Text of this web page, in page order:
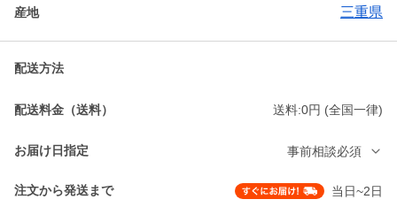
産地 三重県
配送方法
配送料金（送料） 送料:0円 (全国一律)
お届け日指定 事前相談必須
注文から発送まで 当日~2日